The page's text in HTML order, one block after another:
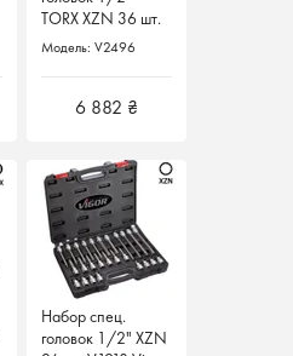
TORX XZN 36 шт.
V2496 Vigor
Модель: V2496
6 882 ₴
TORX XZN 36 шт.
V2496 Vigor
Модель: V2496
6 882 ₴
Набор спец.
головок 1/2" XZN
Набор спец.
головок 1/2" XZN